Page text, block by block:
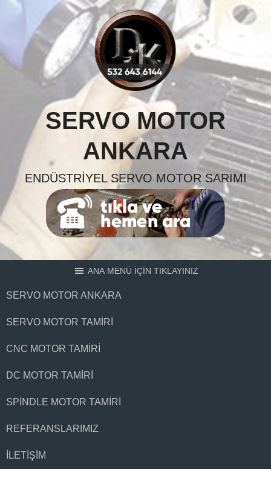
Skip
content
SERVO MOTOR
ANKARA
ENDÜSTRIYEL SERVO MOTOR SARIMI
ANA MENÜ İÇİN TIKLAYINIZ
SERVO MOTOR ANKARA
SERVO MOTOR TAMIRI
CNC MOTOR TAMIRI
DC MOTOR TAMIRI
SPINDLE MOTOR TAMIRI
REFERANSLARIMIZ
İLETIŞIM